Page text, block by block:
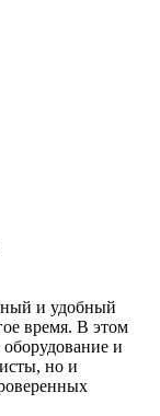
и удобный
время. В этом
и
но и